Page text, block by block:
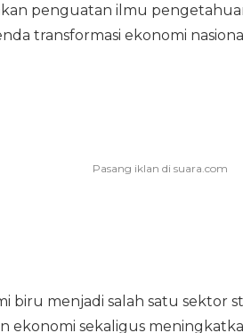
penguatan ilmu
transformasi ekonomi
biru menjadi salah satu sektor
sekaligus